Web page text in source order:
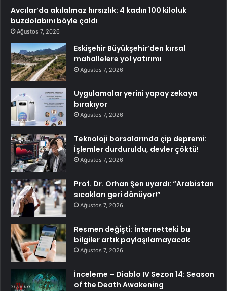
Avcılar’da akılalmaz hırsızlık: 4 kadın 100 kiloluk
buzdolabını böyle çaldı
Ağustos 7, 2026
Eskişehir Büyükşehir’den kırsal
mahallelere yol yatırımı
Ağustos 7, 2026
Uygulamalar yerini yapay zekaya
bırakıyor
Ağustos 7, 2026
Teknoloji borsalarında çip depremi:
İşlemler durduruldu, devler çöktü!
Ağustos 7, 2026
Prof. Dr. Orhan Şen uyardı: “Arabistan
sıcakları geri dönüyor!”
Ağustos 7, 2026
Resmen değişti: İnternetteki bu
bilgiler artık paylaşılamayacak
Ağustos 7, 2026
İnceleme – Diablo IV Sezon 14: Season
of the Death Awakening